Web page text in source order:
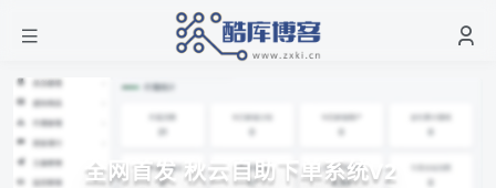
全网首发 秋云自助下单系统V2